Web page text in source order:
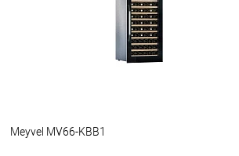
Meyvel MV66-KBB1